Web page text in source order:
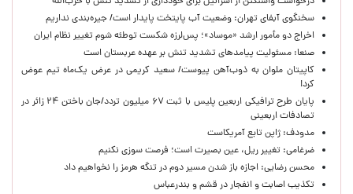
سخنگوی آبفای تهران: وضعیت آب پایتخت پایدار است/ جیره‌بندی نداریم
اخراج دو مأمور ارشد «موساد»؛ پس‌لرزه شکست توطئه شوم تغییر نظام ایران
صنعا: مسئولیت پیامدهای تشدید تنش بر عهده عربستان است
کاپیتان ملوان به ذوب‌آهن پیوست/ سعید کریمی در عرض یک‌ماه تیم عوض
کرد!
پایان طرح ترافیکی اربعین پلیس با ثبت ۶۷ میلیون تردد/جان باختن ۲۴ زائر در
تصادفات اربعینی
مدودف: ژاپن تابع آمریکاست
ضرغامی: تغییر ریل، عین بصیرت است؛ فرصت سوزی نکنیم
محسن رضایی: اجازه باز شدن مسیر دوم در تنگه هرمز را نخواهیم داد
تکذیب اصابت و انفجار در قشم و بندرعباس